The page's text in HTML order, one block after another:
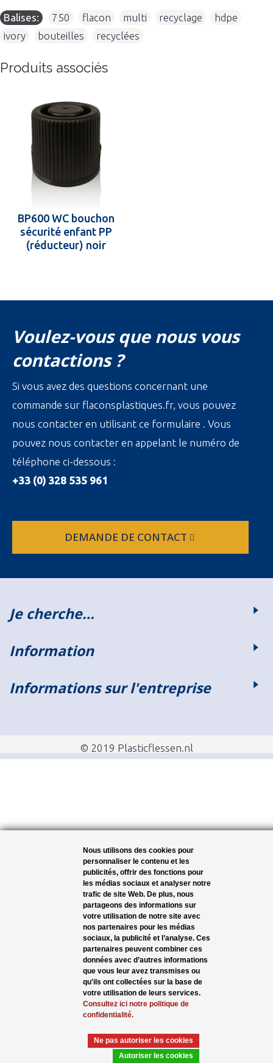
Balises: 750 flacon multi recyclage hdpe
ivory
bouteilles recyclées
Produits associés
BP600 WC bouchon
sécurité enfant PP
(réducteur) noir
Voulez-vous que nous vous
contactions ?
Si vous avez des questions concernant une
commande sur flaconsplastiques.fr, vous pouvez
nous contacter en utilisant ce formulaire . Vous
pouvez nous contacter en appelant le numéro de
téléphone ci-dessous :
+33 (0) 328 535 961
DEMANDE DE CONTACT
Je cherche…
Information
Informations sur l'entreprise
© 2019 Plasticflessen.nl
Nous utilisons des cookies pour
personnaliser le contenu et les
publicités, offrir des fonctions pour
les médias sociaux et analyser notre
trafic de site Web. De plus, nous
partageons des informations sur
votre utilisation de notre site avec
nos partenaires pour les médias
sociaux, la publicité et l’analyse. Ces
partenaires peuvent combiner ces
données avec d’autres informations
que vous leur avez transmises ou
qu'ils ont collectées sur la base de
votre utilisation de leurs services.
Consultez ici notre politique de
confidentialité.
Ne pas autoriser les cookies
Autoriser les cookies